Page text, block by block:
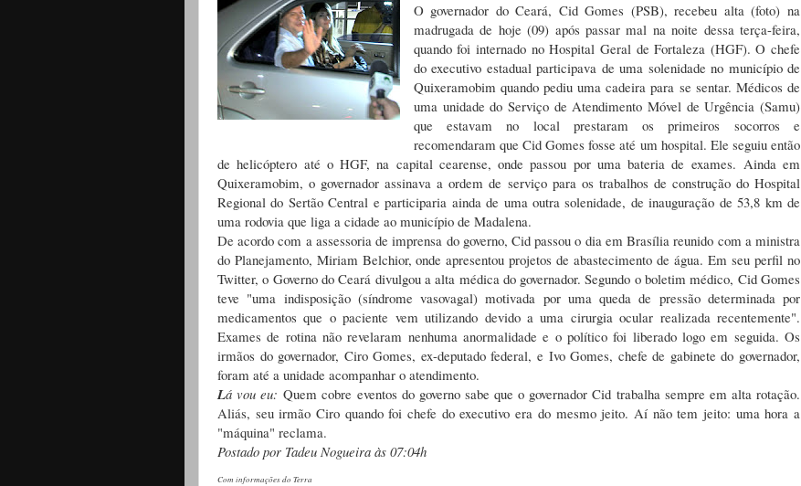
O governador do Ceará, Cid Gomes (PSB), recebeu alta (foto) na
madrugada de hoje (09) após passar mal na noite dessa terça-feira,
quando foi internado no Hospital Geral de Fortaleza (HGF). O chefe
do executivo estadual participava de uma solenidade no município de
Quixeramobim quando pediu uma cadeira para se sentar. Médicos de
uma unidade do Serviço de Atendimento Móvel de Urgência (Samu)
que estavam no local prestaram os primeiros socorros e
recomendaram que Cid Gomes fosse até um hospital. Ele seguiu então
de helicóptero até o HGF, na capital cearense, onde passou por uma bateria de exames. Ainda em
Quixeramobim, o governador assinava a ordem de serviço para os trabalhos de construção do Hospital
Regional do Sertão Central e participaria ainda de uma outra solenidade, de inauguração de 53,8 km de
uma rodovia que liga a cidade ao município de Madalena.
De acordo com a assessoria de imprensa do governo, Cid passou o dia em Brasília reunido com a ministra
do Planejamento, Miriam Belchior, onde apresentou projetos de abastecimento de água. Em seu perfil no
Twitter, o Governo do Ceará divulgou a alta médica do governador. Segundo o boletim médico, Cid Gomes
teve "uma indisposição (síndrome vasovagal) motivada por uma queda de pressão determinada por
medicamentos que o paciente vem utilizando devido a uma cirurgia ocular realizada recentemente".
Exames de rotina não revelaram nenhuma anormalidade e o político foi liberado logo em seguida. Os
irmãos do governador, Ciro Gomes, ex-deputado federal, e Ivo Gomes, chefe de gabinete do governador,
foram até a unidade acompanhar o atendimento.
Lá vou eu: Quem cobre eventos do governo sabe que o governador Cid trabalha sempre em alta rotação.
Aliás, seu irmão Ciro quando foi chefe do executivo era do mesmo jeito. Aí não tem jeito: uma hora a
"máquina" reclama.
Postado por Tadeu Nogueira às 07:04h
Com informações do Terra